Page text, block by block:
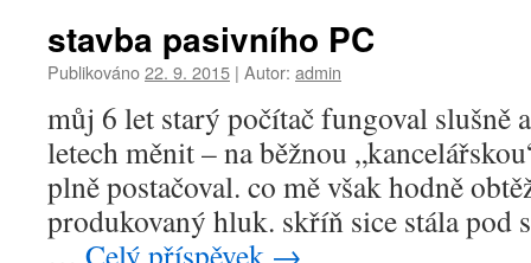
stavba pasivního PC
Publikováno22. 9. 2015 | Autor: admin
můj 6 let starý počítač fungoval slušně
letech měnit – na běžnou
plně postačoval. co mě však hodně
produkovaný hluk. skříň sice stála pod
… Celý příspěvek →